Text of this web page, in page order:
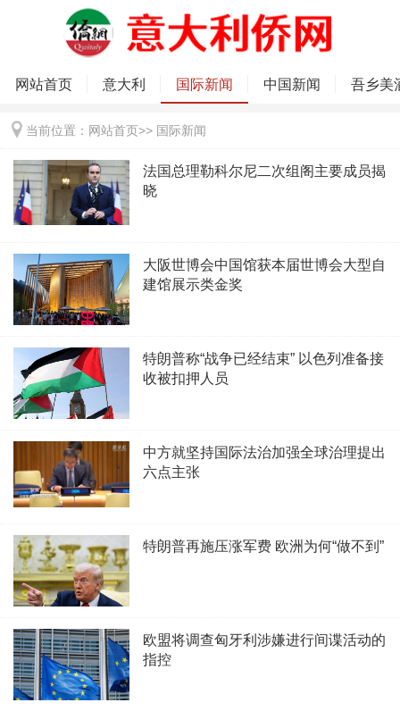
网站首页 意大利 国际新闻 中国新闻 吾乡美
当前位置： 网站首页>> 国际新闻
法国总理勒科尔尼二次组阁主要成员揭
晓
大阪世博会中国馆获本届世博会大型自
建馆展示类金奖
特朗普称“战争已经结束” 以色列准备接
收被扣押人员
中方就坚持国际法治加强全球治理提出
六点主张
特朗普再施压涨军费 欧洲为何“做不到”
欧盟将调查匈牙利涉嫌进行间谍活动的
指控